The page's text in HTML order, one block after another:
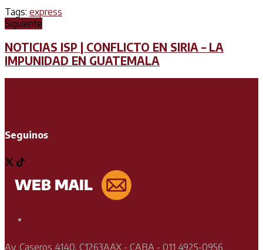
Tags: express
Siguiente
NOTICIAS ISP | CONFLICTO EN SIRIA – LA
IMPUNIDAD EN GUATEMALA
Seguinos
Av. Caseros 4140, C1263AAX - CABA - 011 4925-0956